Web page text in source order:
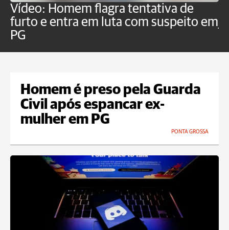
Vídeo: Homem flagra tentativa de
furto e entra em luta com suspeito em
PG
Homem é preso pela Guarda
Civil após espancar ex-
mulher em PG
PONTA GROSSA